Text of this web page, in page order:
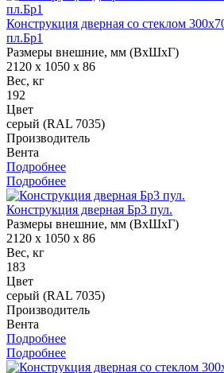
Конструкция дверная со стеклом
пл.Бр1
Размеры внешние, мм (ВхШхГ)
2120 x 1050 x 86
Вес, кг
192
Цвет
серый (RAL 7035)
Производитель
Вента
Подробнее
Подробнее
Конструкция дверная Бр3 пул.
Размеры внешние, мм (ВхШхГ)
2120 x 1050 x 86
Вес, кг
183
Цвет
серый (RAL 7035)
Производитель
Вента
Подробнее
Подробнее